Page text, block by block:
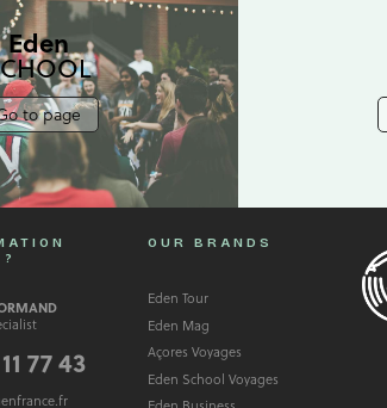
Eden
to page
77 43
OUR BRANDS
Eden Tour
Eden Mag
Açores Voyages
Eden School Voyages